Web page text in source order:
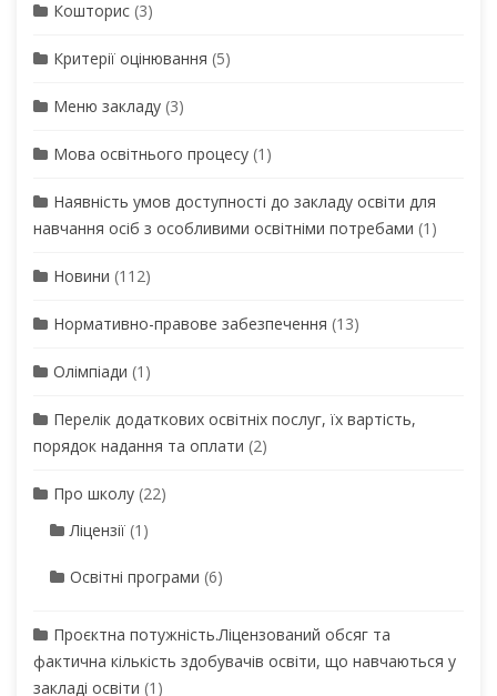
Кошторис (3)
Критерії оцінювання (5)
Меню закладу (3)
Мова освітнього процесу (1)
Наявність умов доступності до закладу освіти для
навчання осіб з особливими освітніми потребами (1)
Новини (112)
Нормативно-правове забезпечення (13)
Олімпіади (1)
Перелік додаткових освітніх послуг, їх вартість,
порядок надання та оплати (2)
Про школу (22)
Ліцензії (1)
Освітні програми (6)
Проєктна потужність.Ліцензований обсяг та
фактична кількість здобувачів освіти, що навчаються у
закладі освіти (1)